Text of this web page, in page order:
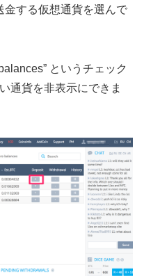
する仮想通貨を選んで
というチェック
通貨を非表示にできま